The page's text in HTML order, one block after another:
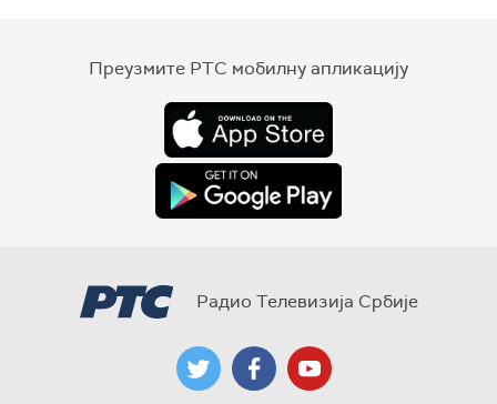
Преузмите РТС мобилну апликацију
Радио Телевизија Србије